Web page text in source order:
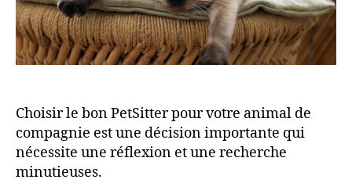
Choisir le bon PetSitter pour votre animal de
compagnie est une décision importante qui
nécessite une réflexion et une recherche
minutieuses.